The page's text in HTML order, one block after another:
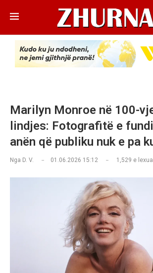
Marilyn Monroe në 100-
lindjes: Fotografitë e
anën që publiku nuk e pa
Nga D. V. 01.06.2026 15:12 1,529 e